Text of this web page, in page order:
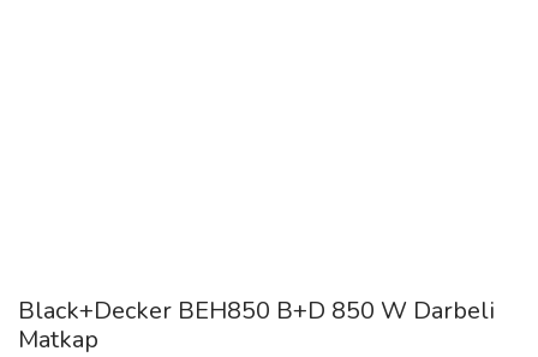
Black+Decker BEH850 B+D 850 W Darbeli
Matkap